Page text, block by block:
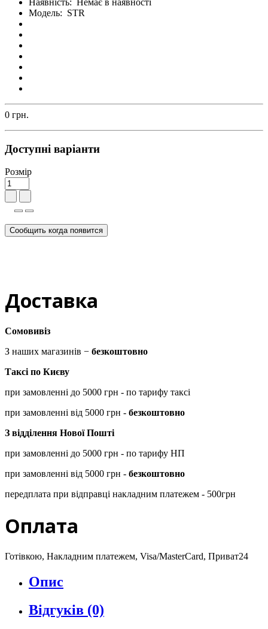
Модель: STR
0 грн.
Доступні варіанти
Розмір
Сообщить когда появится
Доставка
Сомовивіз
З наших магазинів − безкоштовно
Таксі по Києву
при замовленні до 5000 грн - по тарифу таксі
при замовленні від 5000 грн - безкоштовно
З відділення Нової Пошті
при замовленні до 5000 грн - по тарифу НП
при замовленні від 5000 грн - безкоштовно
передплата при відправці накладним платежем - 500грн
Оплата
Готівкою, Накладним платежем, Visa/MasterCard, Приват24
Опис
Відгуків (0)